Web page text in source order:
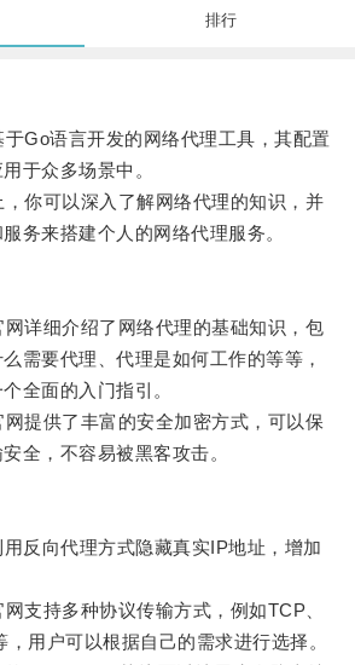
排行
语言开发的网络代理工具，其配置
于众多场景中。
可以深入了解网络代理的知识，并
务来搭建个人的网络代理服务。
细介绍了网络代理的基础知识，包
需要代理、代理是如何工作的等等，
全面的入门指引。
供了丰富的安全加密方式，可以保
全，不容易被黑客攻击。
向代理方式隐藏真实IP地址，增加
持多种协议传输方式，例如TCP、
用户可以根据自己的需求进行选择。